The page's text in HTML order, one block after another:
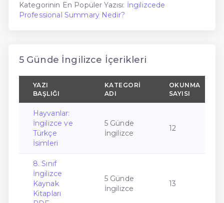
Kategorinin En Popüler Yazısı: İngilizcede
Professional Summary Nedir?
5 Günde İngilizce İçerikleri
YAZI
BAŞLIĞI
KATEGORI
ADI
OKUNMA
SAYISI
Hayvanlar:
İngilizce ve
Türkçe
İsimleri
5 Günde
İngilizce
12
8. Sınıf
İngilizce
Kaynak
Kitapları
5 Günde
İngilizce
13